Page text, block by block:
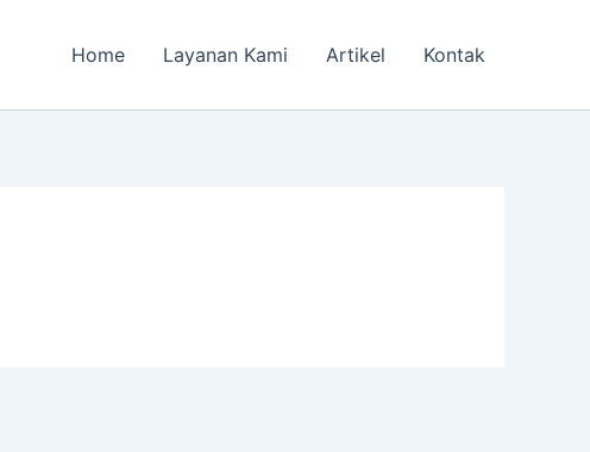
Home Layanan Kami Artikel Kontak